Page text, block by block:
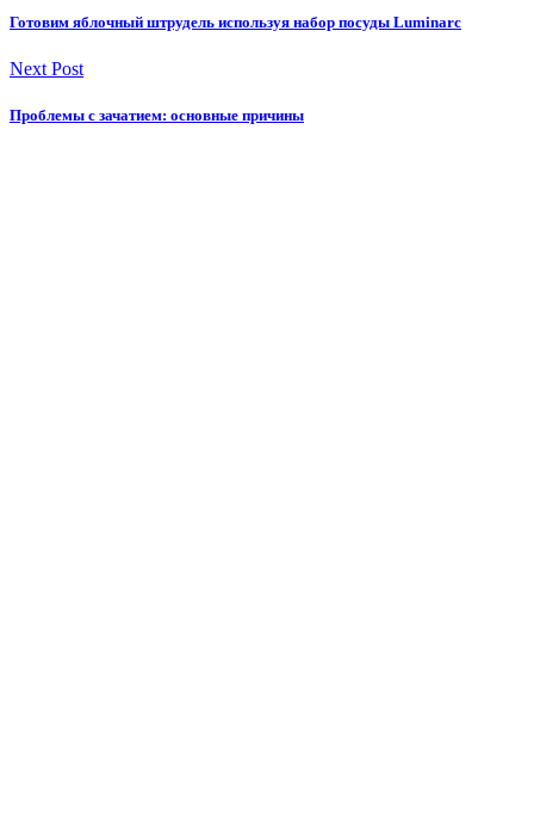
Готовим яблочный штрудель используя набор посуды Luminarc
Next Post
Проблемы с зачатием: основные причины